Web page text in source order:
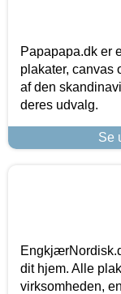
Papapapa.dk er
plakater, canvas
af den
deres udvalg.
Se
dit hjem. Alle
virksomheden,